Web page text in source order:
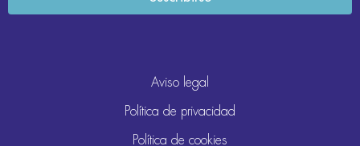
Aviso legal
Política de privacidad
Política de cookies